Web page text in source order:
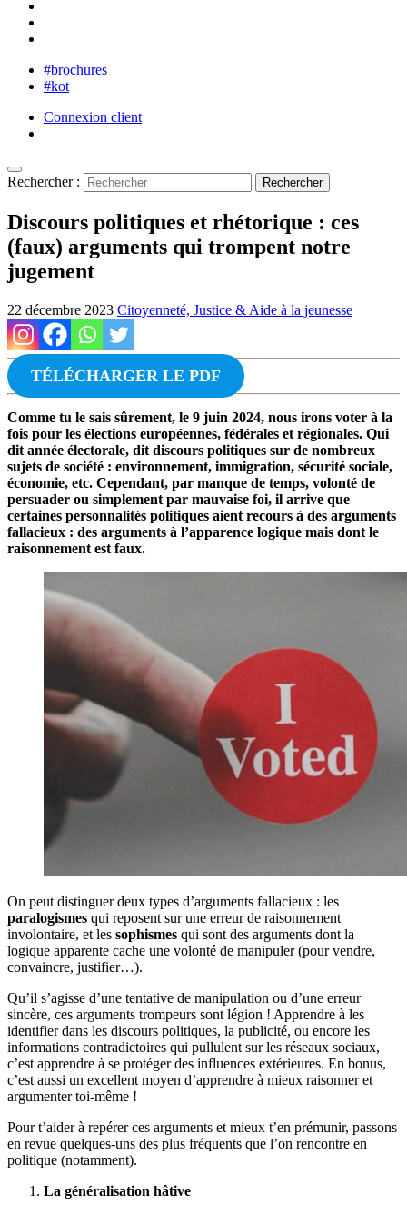
#brochures
#kot
Connexion client
Rechercher :
Discours politiques et rhétorique : ces
(faux) arguments qui trompent notre
jugement
22 décembre 2023 Citoyenneté, Justice & Aide à la jeunesse
TÉLÉCHARGER LE PDF
Comme tu le sais sûrement, le 9 juin 2024, nous irons voter à la
fois pour les élections européennes, fédérales et régionales. Qui
dit année électorale, dit discours politiques sur de nombreux
sujets de société : environnement, immigration, sécurité sociale,
économie, etc. Cependant, par manque de temps, volonté de
persuader ou simplement par mauvaise foi, il arrive que
certaines personnalités politiques aient recours à des arguments
fallacieux : des arguments à l’apparence logique mais dont le
raisonnement est faux.
On peut distinguer deux types d’arguments fallacieux : les
paralogismes qui reposent sur une erreur de raisonnement
involontaire, et les sophismes qui sont des arguments dont la
logique apparente cache une volonté de manipuler (pour vendre,
convaincre, justifier…).
Qu’il s’agisse d’une tentative de manipulation ou d’une erreur
sincère, ces arguments trompeurs sont légion ! Apprendre à les
identifier dans les discours politiques, la publicité, ou encore les
informations contradictoires qui pullulent sur les réseaux sociaux,
c’est apprendre à se protéger des influences extérieures. En bonus,
c’est aussi un excellent moyen d’apprendre à mieux raisonner et
argumenter toi-même !
Pour t’aider à repérer ces arguments et mieux t’en prémunir, passons
en revue quelques-uns des plus fréquents que l’on rencontre en
politique (notamment).
La généralisation hâtive